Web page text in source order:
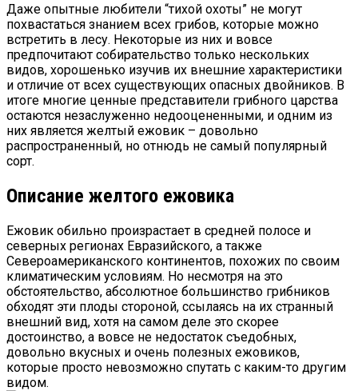
Даже опытные любители “тихой охоты” не могут
похвастаться знанием всех грибов, которые можно
встретить в лесу. Некоторые из них и вовсе
предпочитают собирательство только нескольких
видов, хорошенько изучив их внешние характеристики
и отличие от всех существующих опасных двойников. В
итоге многие ценные представители грибного царства
остаются незаслуженно недооцененными, и одним из
них является желтый ежовик – довольно
распространенный, но отнюдь не самый популярный
сорт.
Описание желтого ежовика
Ежовик обильно произрастает в средней полосе и
северных регионах Евразийского, а также
Североамериканского континентов, похожих по своим
климатическим условиям. Но несмотря на это
обстоятельство, абсолютное большинство грибников
обходят эти плоды стороной, ссылаясь на их странный
внешний вид, хотя на самом деле это скорее
достоинство, а вовсе не недостаток съедобных,
довольно вкусных и очень полезных ежовиков,
которые просто невозможно спутать с каким-то другим
видом.